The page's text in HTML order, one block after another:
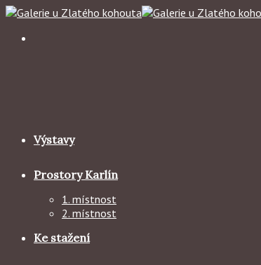
Skip
content
Výstavy
Prostory Karlín
1. místnost
2. místnost
Ke stažení